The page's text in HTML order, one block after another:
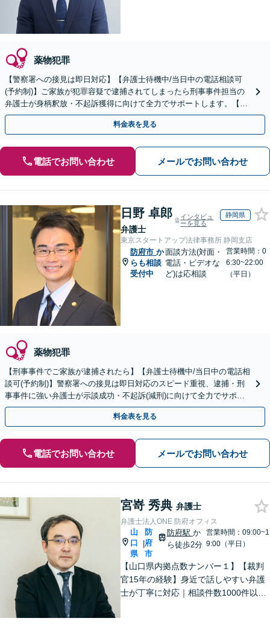
薬物犯罪
【警察署への接見は即日対応】【弁護士待機中/当日中の電話相談可
(予約制)】ご家族が犯罪容疑で逮捕されてしまったら刑事事件担当の
弁護士が身柄釈放・不起訴獲得に向けて全力でサポートします。【毎
月100名以上の相談実績】【全国対応】
料金表を見る
電話でお問い合わせ メールでお問い合わせ
日野 卓郎
弁護士
インタビュ
ーを見る
静岡県
東京スタートアップ法律事務所 静岡支店
防府市 か
らも相談
受付中
面談方法(対面・
電話・ビデオな
ど)は応相談
営業時間：0
6:30~22:00
（平日）
薬物犯罪
【刑事事件でご家族が逮捕されたら】【弁護士待機中/当日中の電話相
談可(予約制)】警察署への接見は即日対応のスピード重視、逮捕・刑
事事件に強い弁護士が示談成功・不起訴(減刑)に向けて全力でサポー
トします。【加害者側の相談専門】
料金表を見る
電話でお問い合わせ メールでお問い合わせ
宮嵜 秀典 弁護士
弁護士法人ONE 防府オフィス
山
口
県
|
防
府
市
防府駅 か
ら徒歩2分
営業時間：09:00~1
9:00（平日）
【山口県内拠点数ナンバー１】【裁判
官15年の経験】身近で話しやすい弁護
士が丁寧に対応｜相談件数1000件以上